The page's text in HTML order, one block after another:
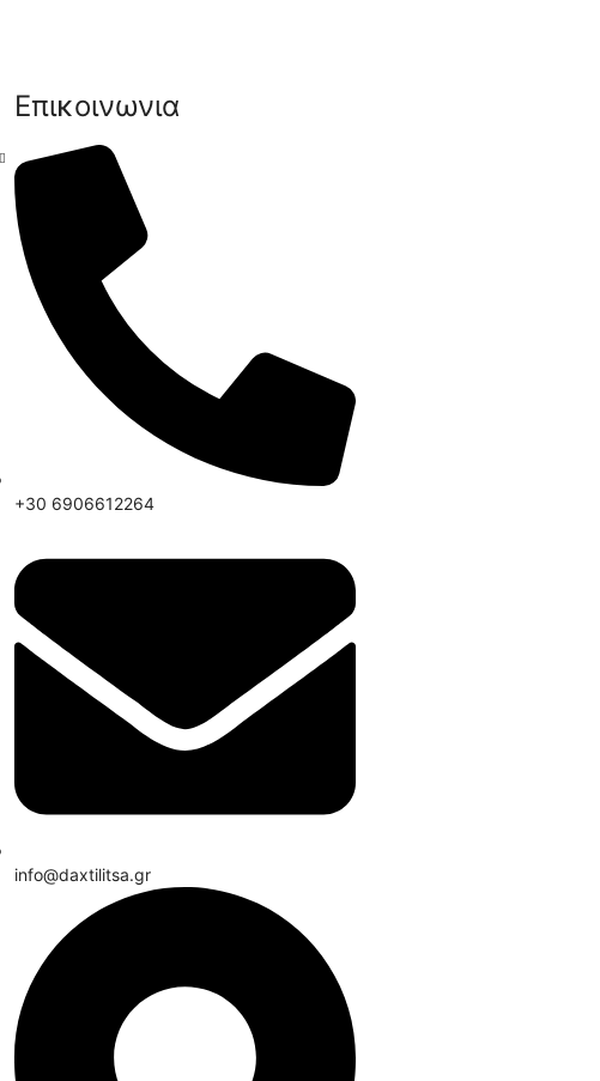
Επικοινωνια
+30 6906612264
info@daxtilitsa.gr